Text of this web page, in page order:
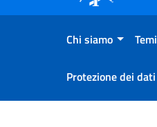
Chi siamo Temi
Protezione dei dati